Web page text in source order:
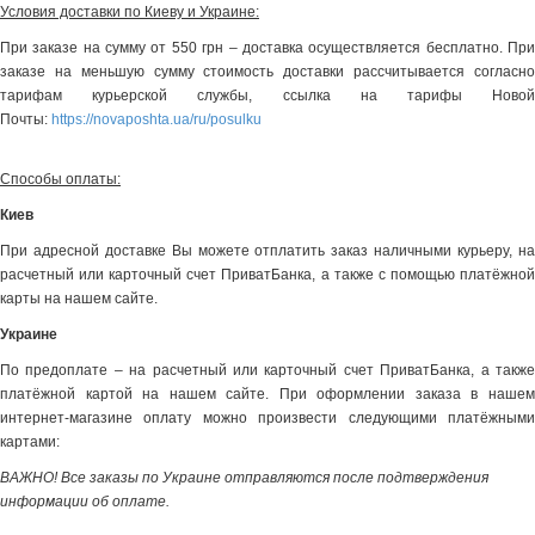
Условия доставки по Киеву и Украине:
При заказе на сумму от 550 грн – доставка осуществляется бесплатно. При
заказе на меньшую сумму стоимость доставки рассчитывается согласно
тарифам курьерской службы, ссылка на тарифы Новой
Почты: https://novaposhta.ua/ru/posulku
Способы оплаты:
Киев
При адресной доставке Вы можете отплатить заказ наличными курьеру, на
расчетный или карточный счет ПриватБанка, а также с помощью платёжной
карты на нашем сайте.
Украине
По предоплате – на расчетный или карточный счет ПриватБанка, а также
платёжной картой на нашем сайте. При оформлении заказа в нашем
интернет-магазине оплату можно произвести следующими платёжными
картами:
ВАЖНО! Все заказы по Украине отправляются после подтверждения
информации об оплате.